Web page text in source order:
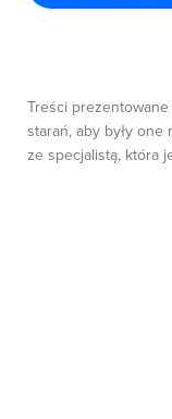
Treści
starań, aby były
ze specjalistą, która